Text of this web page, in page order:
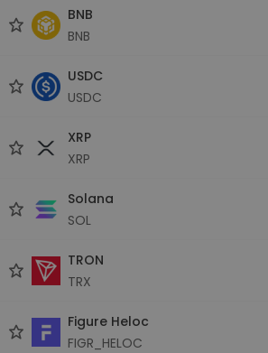
BNB
BNB
USDC
USDC
XRP
XRP
Solana
SOL
TRON
TRX
Figure Heloc
FIGR_HELOC